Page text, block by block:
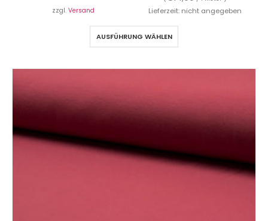
zzgl. Versand Lieferzeit: nicht angegeben
AUSFÜHRUNG WÄHLEN